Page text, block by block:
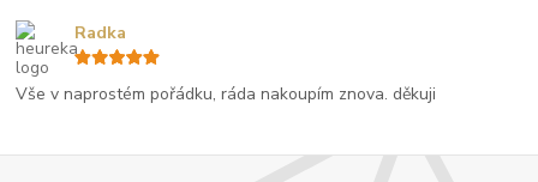
Vše v naprostém pořádku, ráda nakoupím znova. děkuji
Radka